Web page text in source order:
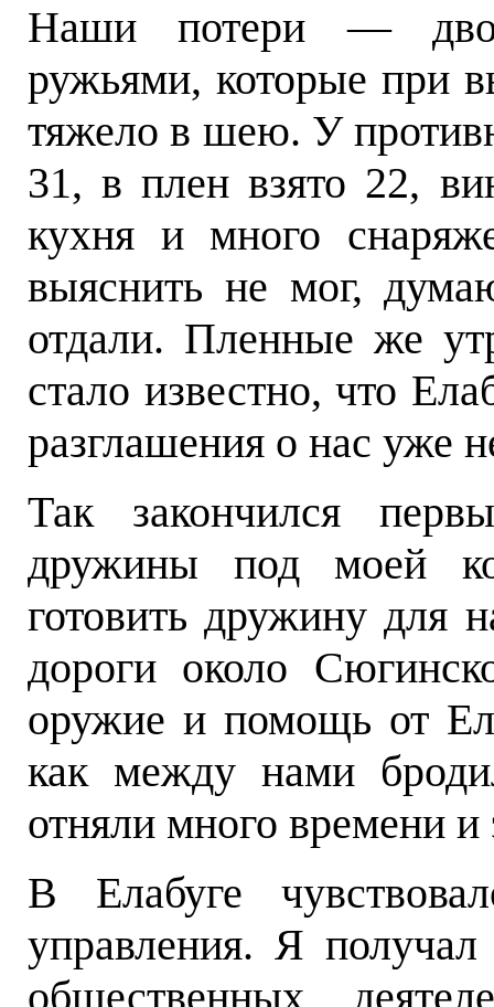
Наши потери —
ружьями, которые при
тяжело в шею. У
31, в плен взято 22,
кухня и много
выяснить не мог,
отдали. Пленные же
стало известно, что
разглашения о нас уже
Так закончился
дружины под моей
готовить дружину для
дороги около
оружие и помощь от
как между нами
отняли много времени и
В Елабуге
управления. Я
общественных